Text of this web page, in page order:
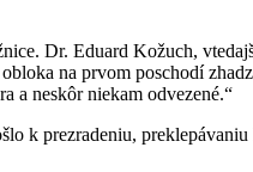
Dr. Eduard Kožuch,
na prvom poschodí
a neskôr niekam odvezené.“
k prezradeniu,